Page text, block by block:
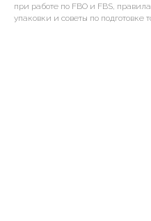
при работе по FBO и FBS,
упаковки и советы по подготовке